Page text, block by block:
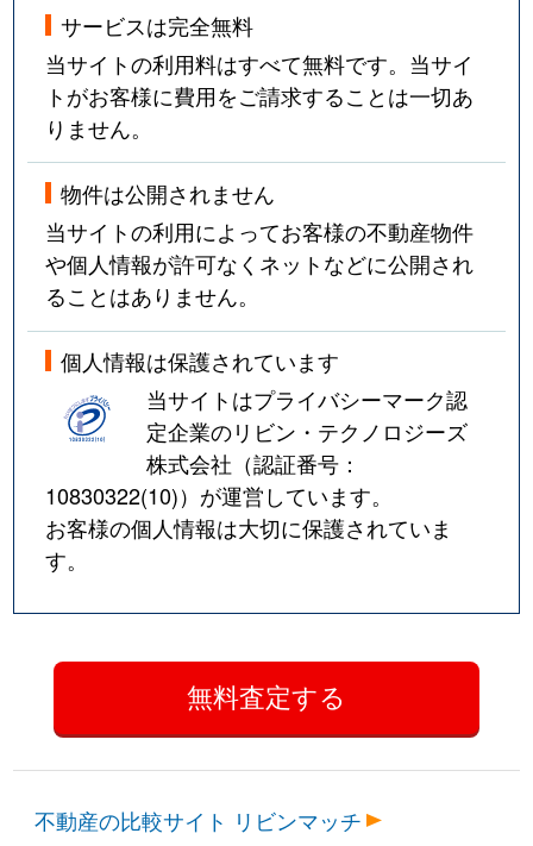
サービスは完全無料
当サイトの利用料はすべて無料です。当サイ
トがお客様に費用をご請求することは一切あ
りません。
物件は公開されません
当サイトの利用によってお客様の不動産物件
や個人情報が許可なくネットなどに公開され
ることはありません。
個人情報は保護されています
当サイトはプライバシーマーク認
定企業のリビン・テクノロジーズ
株式会社（認証番号：
10830322(10)）が運営しています。
お客様の個人情報は大切に保護されていま
す。
不動産の比較サイト リビンマッチ